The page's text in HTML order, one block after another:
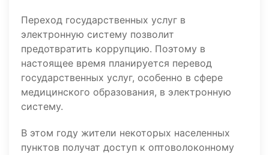
Переход государственных услуг в
электронную систему позволит
предотвратить коррупцию. Поэтому в
настоящее время планируется перевод
государственных услуг, особенно в сфере
медицинского образования, в электронную
систему.
В этом году жители некоторых населенных
пунктов получат доступ к оптоволоконному